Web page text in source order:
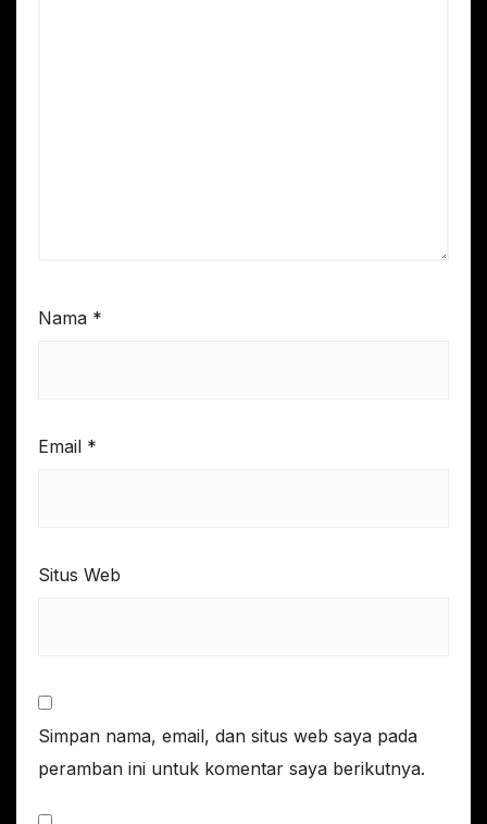
Nama *
Email *
Situs Web
Simpan nama, email, dan situs web saya pada
peramban ini untuk komentar saya berikutnya.